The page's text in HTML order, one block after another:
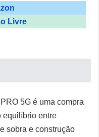
Livre
5G é uma compra
equilíbrio entre
sobra e construção